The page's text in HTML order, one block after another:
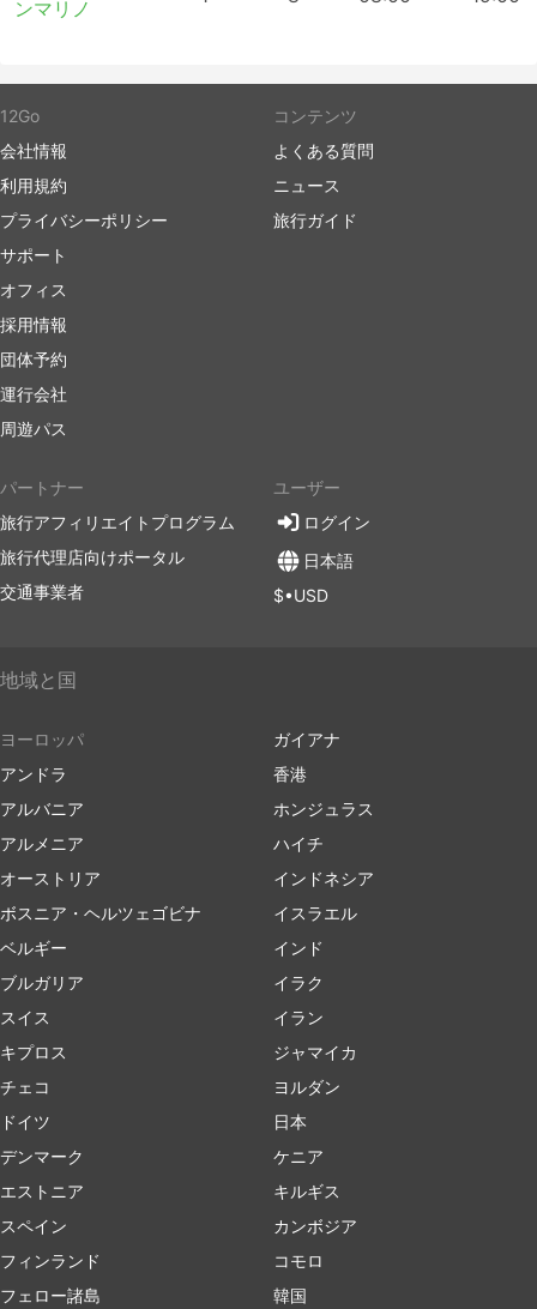
ンマリノ
12Go
会社情報
利用規約
プライバシーポリシー
サポート
オフィス
採用情報
団体予約
運行会社
周遊パス
コンテンツ
よくある質問
ニュース
旅行ガイド
パートナー
旅行アフィリエイトプログラム
旅行代理店向けポータル
交通事業者
ユーザー
ログイン
日本語
$•USD
地域と国
ヨーロッパ
アンドラ
アルバニア
アルメニア
オーストリア
ボスニア・ヘルツェゴビナ
ベルギー
ブルガリア
スイス
キプロス
チェコ
ドイツ
デンマーク
エストニア
スペイン
フィンランド
フェロー諸島
ガイアナ
香港
ホンジュラス
ハイチ
インドネシア
イスラエル
インド
イラク
イラン
ジャマイカ
ヨルダン
日本
ケニア
キルギス
カンボジア
コモロ
韓国